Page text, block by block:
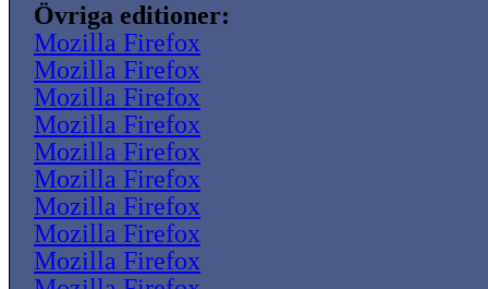
Övriga editioner:
Mozilla Firefox
Mozilla Firefox
Mozilla Firefox
Mozilla Firefox
Mozilla Firefox
Mozilla Firefox
Mozilla Firefox
Mozilla Firefox
Mozilla Firefox